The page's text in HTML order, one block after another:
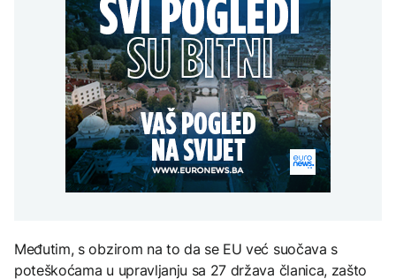
programa "Moje pravo"
POLITIKA
Vlada KS odobrila prvo
zapošljavanje u okviru
programa "Moje pravo"
Grgurević traži
odgovore o planiranoj
solarnoj elektrani u
blizini Manastira Ostrog
Ruski spasioci o uzroku
tragedije na Elbrusu:
Veliku ulogu odigrali su
vremenski uslovi
AKTUELNO
Postignut dogovor,
Hormuški moreuz
uskoro se otvara na 60
dana
ZDRAVLJE
Šta je Ciklospora i da li
prijeti širenje u Evropi?
KULTURA
septembra: Stiže
evropski pozorišni
spektakl “Brechtovi
Međutim, s obzirom na to da se EU već suočava s
poteškoćama u upravljanju sa 27 država članica, zašto